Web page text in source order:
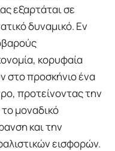
εξαρτάται σε
δυναμικό. Εν
κορυφαία
στο προσκήνιο ένα
προτείνοντας την
μοναδικό
και την
εισφορών.